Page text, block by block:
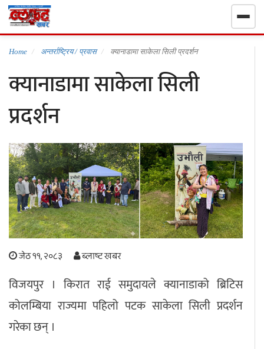
गृहपृष्ठ
निर्वाचन खबर
समाचार
राजनीति
राष्ट्रिय
खेलकुद
स्वास्थ्य
अपराध
छापा समाचार
Home अन्तर्राष्ट्रिय / प्रवास क्यानाडामा साकेला सिली प्रदर्शन
क्यानाडामा साकेला सिली
प्रदर्शन
जेठ ११, २०८३ ब्लाष्ट खबर
विजयपुर । किरात राई समुदायले क्यानाडाको ब्रिटिस
कोलम्बिया राज्यमा पहिलो पटक साकेला सिली प्रदर्शन
गरेका छन् ।